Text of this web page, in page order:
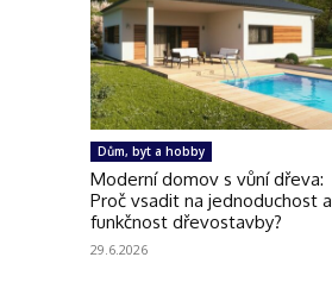
Dům, byt a hobby
Moderní domov s vůní dřeva:
Proč vsadit na jednoduchost a
funkčnost dřevostavby?
29.6.2026